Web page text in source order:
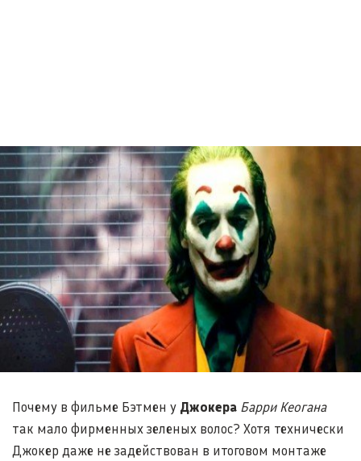
Почему в фильме Бэтмен у Джокера Барри Кеогана
так мало фирменных зеленых волос? Хотя технически
Джокер даже не задействован в итоговом монтаже